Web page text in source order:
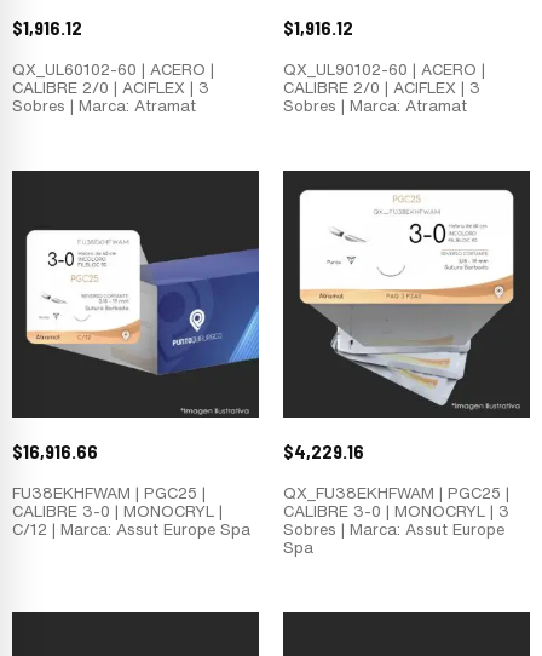
$1,916.12
QX_UL60102-60 | ACERO |
CALIBRE 2/0 | ACIFLEX | 3
Sobres | Marca: Atramat
$1,916.12
QX_UL90102-60 | ACERO |
CALIBRE 2/0 | ACIFLEX | 3
Sobres | Marca: Atramat
$16,916.66
FU38EKHFWAM | PGC25 |
CALIBRE 3-0 | MONOCRYL |
C/12 | Marca: Assut Europe Spa
$4,229.16
QX_FU38EKHFWAM | PGC25 |
CALIBRE 3-0 | MONOCRYL | 3
Sobres | Marca: Assut Europe
Spa